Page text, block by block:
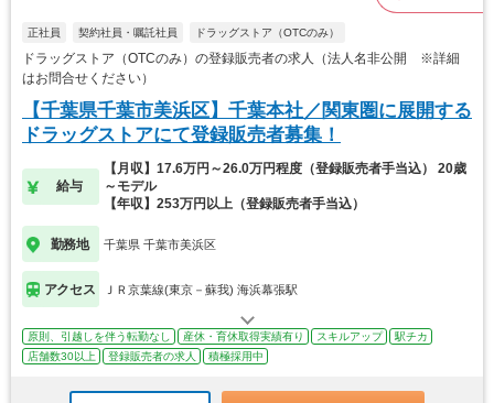
正社員 契約社員・嘱託社員 ドラッグストア（OTCのみ）
ドラッグストア（OTCのみ）の登録販売者の求人（法人名非公開 ※詳細
はお問合せください）
【千葉県千葉市美浜区】千葉本社／関東圏に展開する
ドラッグストアにて登録販売者募集！
給与
【月収】17.6万円～26.0万円程度（登録販売者手当込） 20歳
～モデル
【年収】253万円以上（登録販売者手当込）
勤務地 千葉県 千葉市美浜区
アクセス ＪＲ京葉線(東京－蘇我) 海浜幕張駅
原則、引越しを伴う転勤なし 産休・育休取得実績有り スキルアップ
駅チカ
店舗数30以上
登録販売者の求人 積極採用中